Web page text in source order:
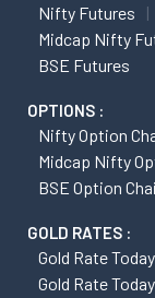
Nifty Futures
Midcap Nifty
BSE Futures
OPTIONS :
Nifty Option
Midcap Nifty
BSE Option
GOLD RATES :
Gold Rate
Gold Rate